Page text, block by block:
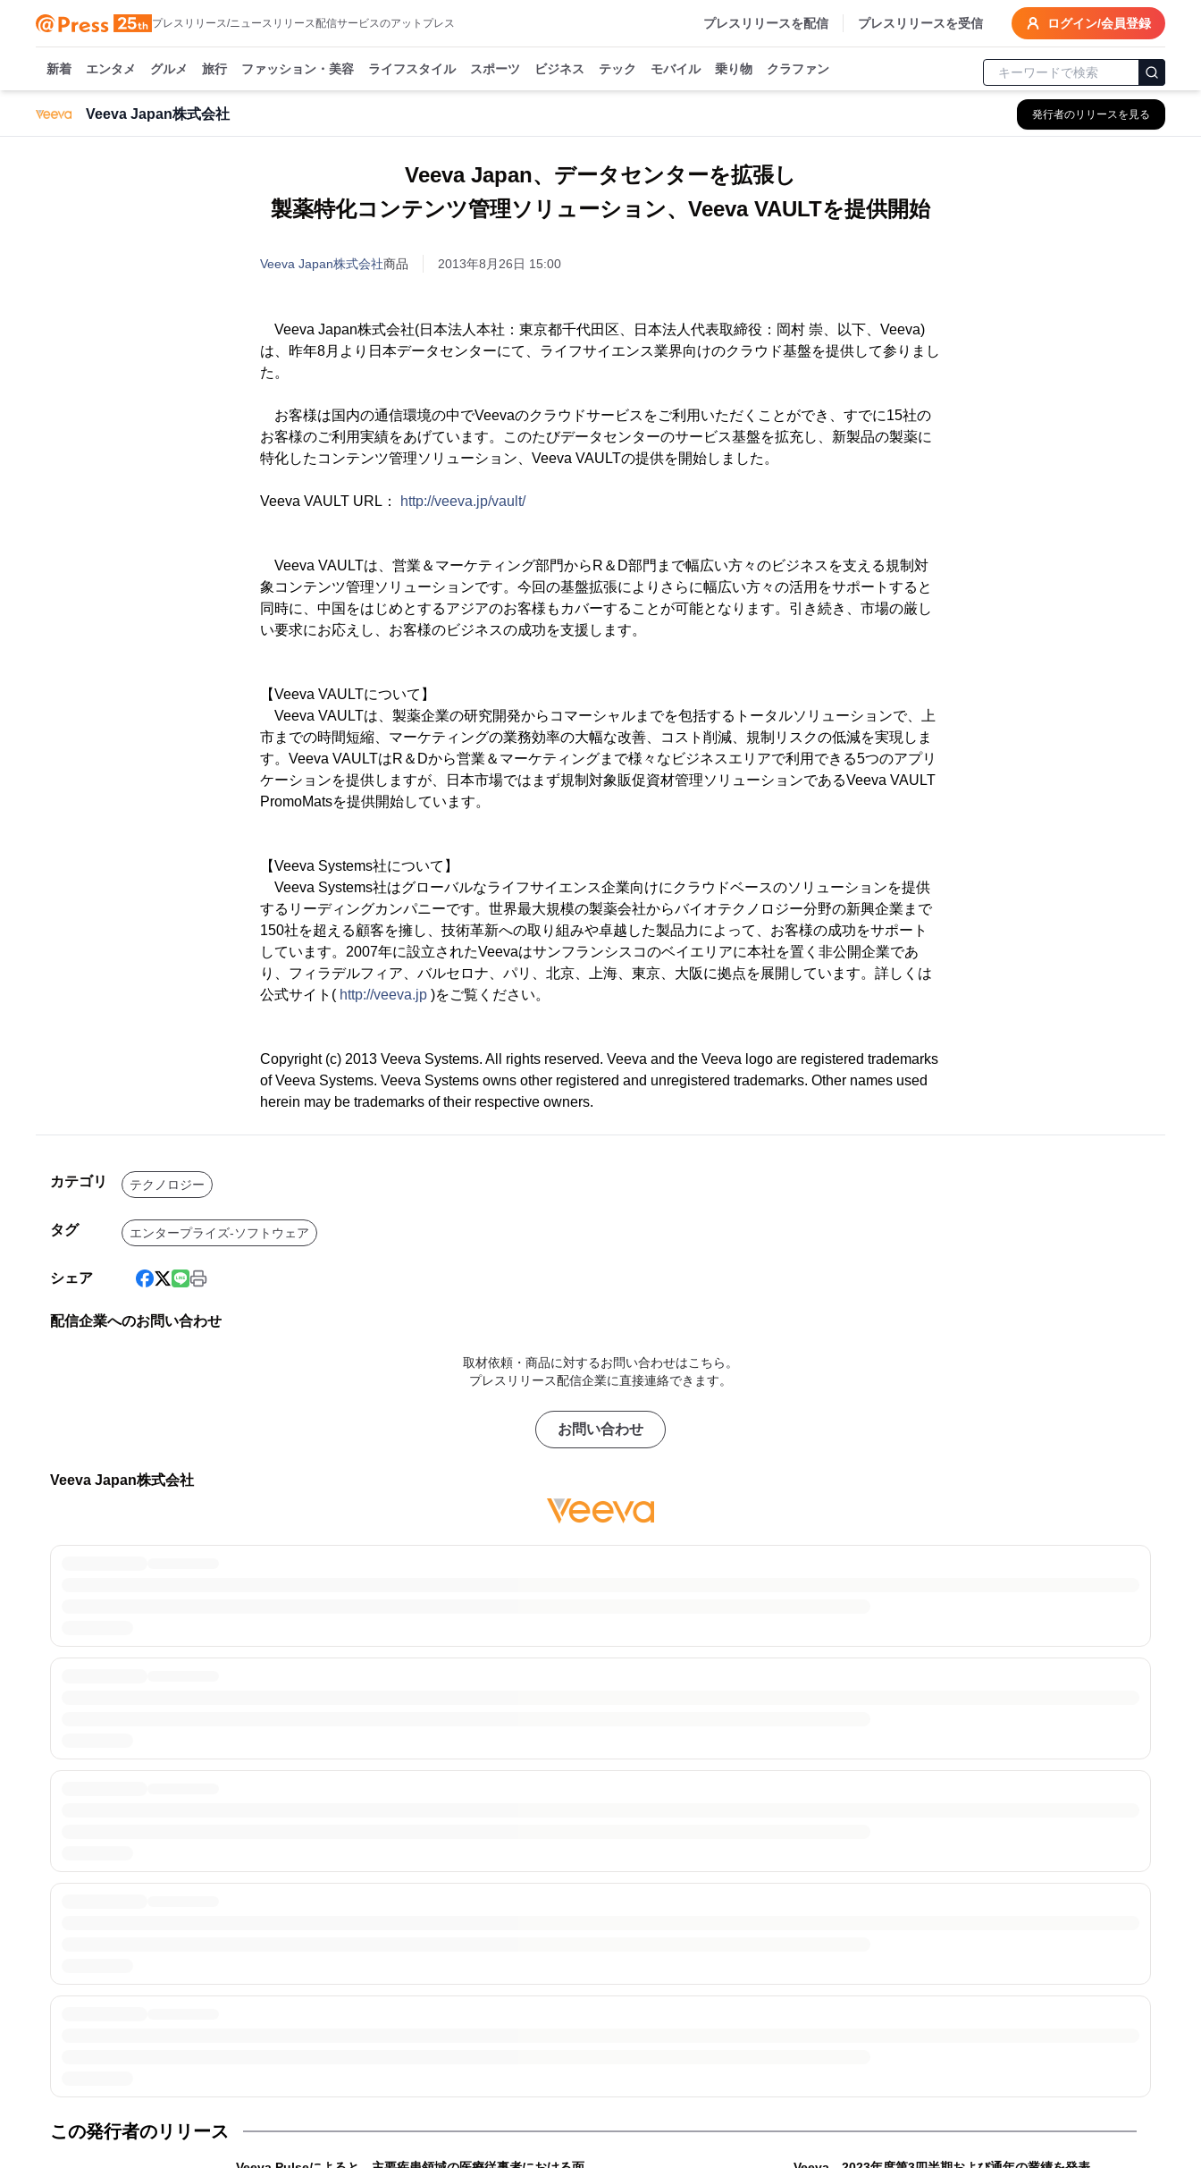
プレスリリース/ニュースリリース配信サービスのアットプレス プレスリリースを配信 プレスリリースを受信 ログイン/会員登録
新着 エンタメ グルメ 旅行 ファッション・美容 ライフスタイル スポーツ ビジネス テック モバイル 乗り物 クラファン
Veeva Japan株式会社 発行者のリリースを見る
Veeva Japan、データセンターを拡張し
製薬特化コンテンツ管理ソリューション、Veeva VAULTを提供開始
Veeva Japan株式会社商品 2013年8月26日 15:00
Veeva Japan株式会社(日本法人本社：東京都千代田区、日本法人代表取締役：岡村 崇、以下、Veeva)
は、昨年8月より日本データセンターにて、ライフサイエンス業界向けのクラウド基盤を提供して参りまし
た。
お客様は国内の通信環境の中でVeevaのクラウドサービスをご利用いただくことができ、すでに15社の
お客様のご利用実績をあげています。このたびデータセンターのサービス基盤を拡充し、新製品の製薬に
特化したコンテンツ管理ソリューション、Veeva VAULTの提供を開始しました。
Veeva VAULT URL： http://veeva.jp/vault/
Veeva VAULTは、営業＆マーケティング部門からR＆D部門まで幅広い方々のビジネスを支える規制対
象コンテンツ管理ソリューションです。今回の基盤拡張によりさらに幅広い方々の活用をサポートすると
同時に、中国をはじめとするアジアのお客様もカバーすることが可能となります。引き続き、市場の厳し
い要求にお応えし、お客様のビジネスの成功を支援します。
【Veeva VAULTについて】
Veeva VAULTは、製薬企業の研究開発からコマーシャルまでを包括するトータルソリューションで、上
市までの時間短縮、マーケティングの業務効率の大幅な改善、コスト削減、規制リスクの低減を実現しま
す。Veeva VAULTはR＆Dから営業＆マーケティングまで様々なビジネスエリアで利用できる5つのアプリ
ケーションを提供しますが、日本市場ではまず規制対象販促資材管理ソリューションであるVeeva VAULT
PromoMatsを提供開始しています。
【Veeva Systems社について】
Veeva Systems社はグローバルなライフサイエンス企業向けにクラウドベースのソリューションを提供
するリーディングカンパニーです。世界最大規模の製薬会社からバイオテクノロジー分野の新興企業まで
150社を超える顧客を擁し、技術革新への取り組みや卓越した製品力によって、お客様の成功をサポート
しています。2007年に設立されたVeevaはサンフランシスコのベイエリアに本社を置く非公開企業であ
り、フィラデルフィア、バルセロナ、パリ、北京、上海、東京、大阪に拠点を展開しています。詳しくは
公式サイト( http://veeva.jp )をご覧ください。
Copyright (c) 2013 Veeva Systems. All rights reserved. Veeva and the Veeva logo are registered trademarks
of Veeva Systems. Veeva Systems owns other registered and unregistered trademarks. Other names used
herein may be trademarks of their respective owners.
カテゴリ テクノロジー
タグ エンタープライズ-ソフトウェア
シェア
配信企業へのお問い合わせ
取材依頼・商品に対するお問い合わせはこちら。
プレスリリース配信企業に直接連絡できます。
お問い合わせ
Veeva Japan株式会社
この発行者のリリース